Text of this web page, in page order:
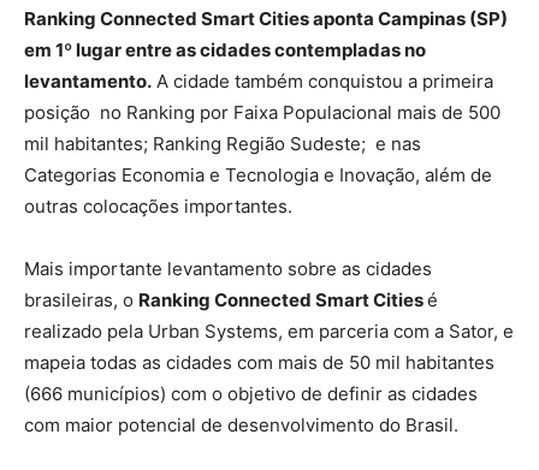
Ranking Connected Smart Cities aponta Campinas (SP)
em 1º lugar entre as cidades contempladas no
levantamento. A cidade também conquistou a primeira
posição no Ranking por Faixa Populacional mais de 500
mil habitantes; Ranking Região Sudeste; e nas
Categorias Economia e Tecnologia e Inovação, além de
outras colocações importantes.
Mais importante levantamento sobre as cidades
brasileiras, o Ranking Connected Smart Citiesé
realizado pela Urban Systems, em parceria com a Sator, e
mapeia todas as cidades com mais de 50 mil habitantes
(666 municípios) com o objetivo de definir as cidades
com maior potencial de desenvolvimento do Brasil.